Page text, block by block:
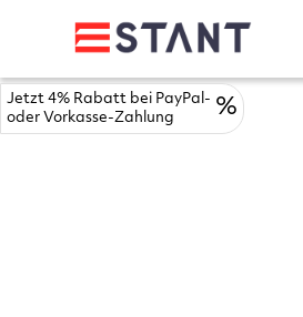
Jetzt 4% Rabatt bei PayPal-
oder Vorkasse-Zahlung
%